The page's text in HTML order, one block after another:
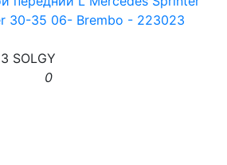
30-35 06- Brembo - 223023
SOLGY
0